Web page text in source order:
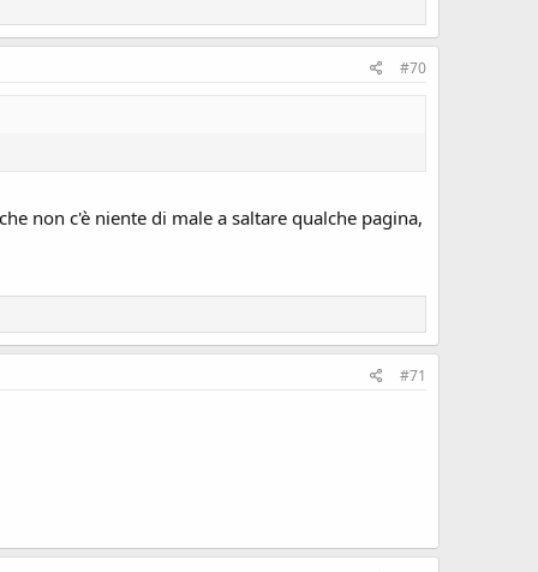
#70
non c'è niente di male a saltare qualche pagina,
#71